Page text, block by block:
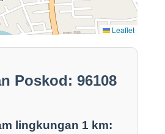
Leaflet
Poskod: 96108
lingkungan 1 km: